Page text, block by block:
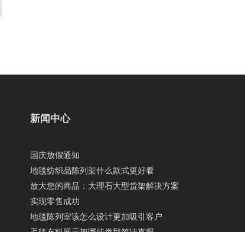
新闻中心
国庆放假通知
地毯纺织品陈列架什么款式更好看
放大您的商品：大理石大型货架解决方案
实现零售成功
地毯陈列室该怎么设计更加吸引客户